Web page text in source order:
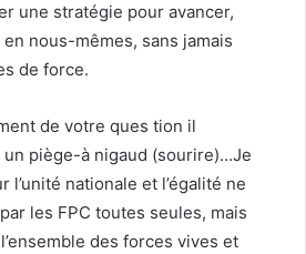
une stratégie pour avancer,
nous-mêmes, sans jamais
de force.
de votre ques tion il
piège-à nigaud (sourire)…Je
l’unité nationale et l’égalité ne
les FPC toutes seules, mais
des forces vives et